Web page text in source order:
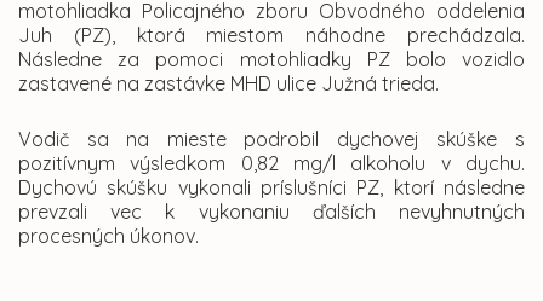
motohliadka Policajného zboru Obvodného oddelenia
Juh (PZ), ktorá miestom náhodne prechádzala.
Následne za pomoci motohliadky PZ bolo vozidlo
zastavené na zastávke MHD ulice Južná trieda.
Vodič sa na mieste podrobil dychovej skúške s
pozitívnym výsledkom 0,82 mg/l alkoholu v dychu.
Dychovú skúšku vykonali príslušníci PZ, ktorí následne
prevzali vec k vykonaniu ďalších nevyhnutných
procesných úkonov.